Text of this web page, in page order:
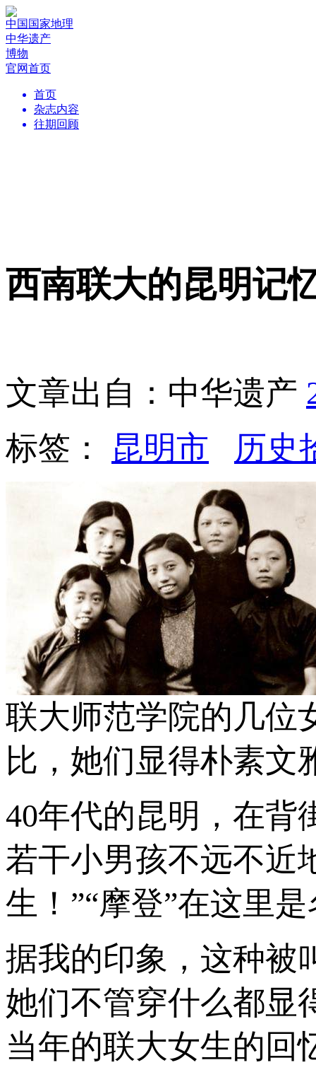
中国国家地理
中华遗产
博物
官网首页
首页
杂志内容
往期回顾
西南联大的昆明记
文章出自：中华遗产
标签： 昆明市 历史
联大师范学院的几位
比，她们显得朴素文
40年代的昆明，在背
若干小男孩不远不
生！”“摩登”在这里
据我的印象，这种被
她们不管穿什么都显
当年的联大女生的回